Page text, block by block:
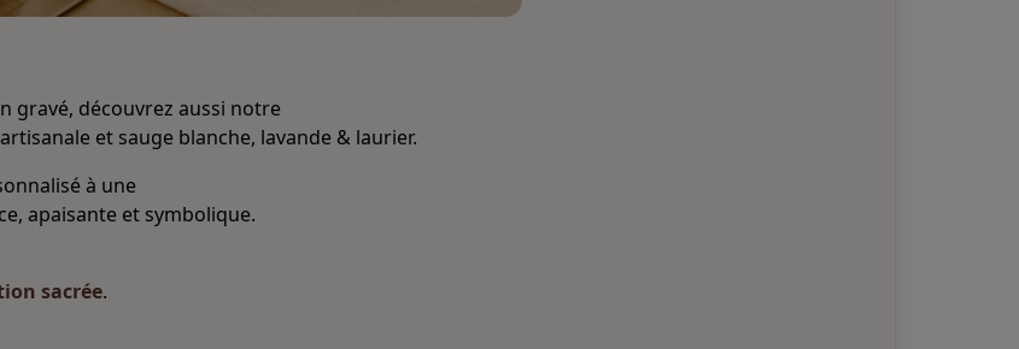
gravé, découvrez aussi notre
et sauge blanche, lavande & laurier.
à une
apaisante et symbolique.
sacrée.